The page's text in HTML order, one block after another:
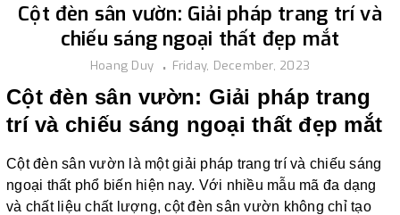
Cột đèn sân vườn: Giải pháp trang trí và
chiếu sáng ngoại thất đẹp mắt
Hoang Duy Friday, December, 2023
Cột đèn sân vườn: Giải pháp trang
trí và chiếu sáng ngoại thất đẹp mắt
Cột đèn sân vườn là một giải pháp trang trí và chiếu sáng
ngoại thất phổ biến hiện nay. Với nhiều mẫu mã đa dạng
và chất liệu chất lượng, cột đèn sân vườn không chỉ tạo